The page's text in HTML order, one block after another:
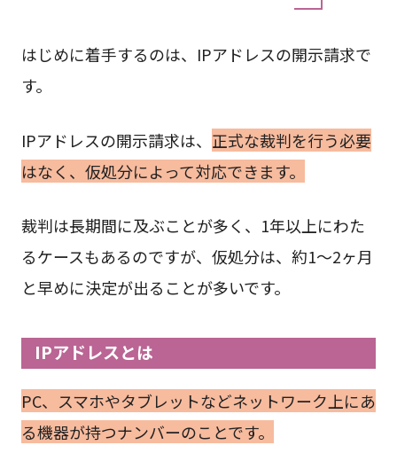
はじめに着手するのは、IPアドレスの開示請求で
す。
IPアドレスの開示請求は、 正式な裁判を行う必要
はなく、仮処分によって対応できます。
裁判は長期間に及ぶことが多く、1年以上にわた
るケースもあるのですが、仮処分は、約1～2ヶ月
と早めに決定が出ることが多いです。
IPアドレスとは
PC、スマホやタブレットなどネットワーク上にあ
る機器が持つナンバーのことです。